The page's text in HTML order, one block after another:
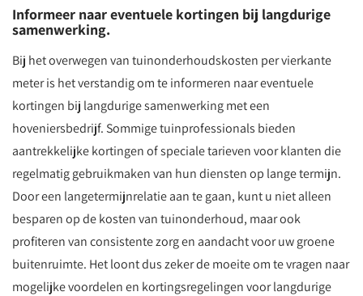
Informeer naar eventuele kortingen bij langdurige
samenwerking.
Bij het overwegen van tuinonderhoudskosten per vierkante
meter is het verstandig om te informeren naar eventuele
kortingen bij langdurige samenwerking met een
hoveniersbedrijf. Sommige tuinprofessionals bieden
aantrekkelijke kortingen of speciale tarieven voor klanten die
regelmatig gebruikmaken van hun diensten op lange termijn.
Door een langetermijnrelatie aan te gaan, kunt u niet alleen
besparen op de kosten van tuinonderhoud, maar ook
profiteren van consistente zorg en aandacht voor uw groene
buitenruimte. Het loont dus zeker de moeite om te vragen naar
mogelijke voordelen en kortingsregelingen voor langdurige